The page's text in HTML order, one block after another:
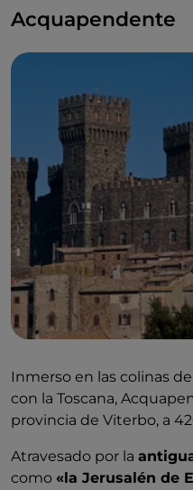
Acquapendente
Inmerso en las colinas del
con la Toscana,
provincia de Viterbo, a
Atravesado por la
como «la Jerusalén de